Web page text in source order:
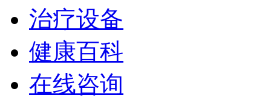
治疗设备
健康百科
在线咨询